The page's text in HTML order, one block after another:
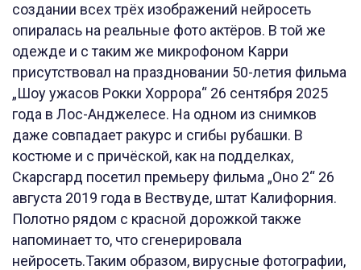
создании всех трёх изображений нейросеть
опиралась на реальные фото актёров. В той же
одежде и с таким же микрофоном Карри
присутствовал на праздновании 50-летия фильма
„Шоу ужасов Рокки Хоррора“ 26 сентября 2025
года в Лос-Анджелесе. На одном из снимков
даже совпадает ракурс и сгибы рубашки. В
костюме и с причёской, как на подделках,
Скарсгард посетил премьеру фильма „Оно 2“ 26
августа 2019 года в Вествуде, штат Калифорния.
Полотно рядом с красной дорожкой также
напоминает то, что сгенерировала
нейросеть.Таким образом, вирусные фотографии,